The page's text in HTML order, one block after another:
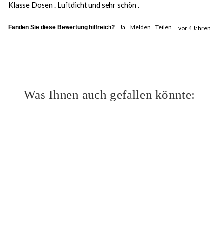
Klasse Dosen . Luftdicht und sehr schön .
Fanden Sie diese Bewertung hilfreich? Ja Melden Teilen vor 4 Jahren
Was Ihnen auch gefallen könnte: